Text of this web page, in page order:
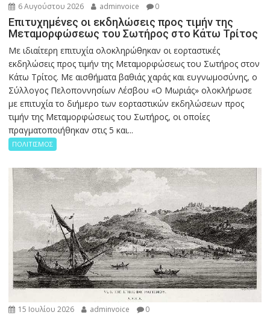
6 Αυγούστου 2026 adminvoice 0
Επιτυχημένες οι εκδηλώσεις προς τιμήν της
Μεταμορφώσεως του Σωτήρος στο Κάτω Τρίτος
Με ιδιαίτερη επιτυχία ολοκληρώθηκαν οι εορταστικές
εκδηλώσεις προς τιμήν της Μεταμορφώσεως του Σωτήρος στον
Κάτω Τρίτος. Με αισθήματα βαθιάς χαράς και ευγνωμοσύνης, ο
Σύλλογος Πελοποννησίων Λέσβου «Ο Μωριάς» ολοκλήρωσε
με επιτυχία το διήμερο των εορταστικών εκδηλώσεων προς
τιμήν της Μεταμορφώσεως του Σωτήρος, οι οποίες
πραγματοποιήθηκαν στις 5 και...
ΠΟΛΙΤΙΣΜΟΣ
15 Ιουλίου 2026 adminvoice 0